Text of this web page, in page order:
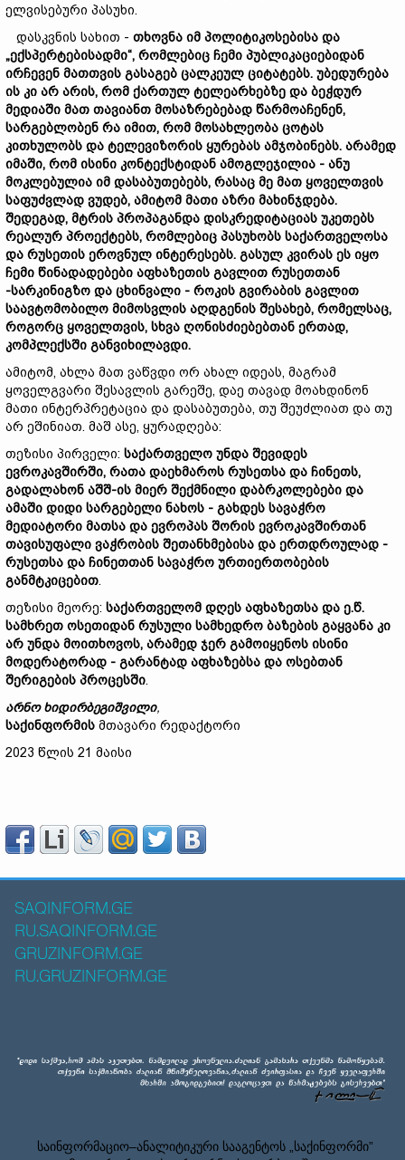
ელვისებური პასუხი.
დასკვნის სახით - თხოვნა იმ პოლიტიკოსებისა და
„ექსპერტებისადმი“, რომლებიც ჩემი პუბლიკაციებიდან
ირჩევენ მათთვის გასაგებ ცალკეულ ციტატებს. უბედურება
ის კი არ არის, რომ ქართულ ტელეარხებზე და ბეჭდურ
მედიაში მათ თავიანთ მოსაზრებებად წარმოაჩენენ,
სარგებლობენ რა იმით, რომ მოსახლეობა ცოტას
კითხულობს და ტელევიზორის ყურებას ამჯობინებს. არამედ
იმაში, რომ ისინი კონტექსტიდან ამოგლეჯილია - ანუ
მოკლებულია იმ დასაბუთებებს, რასაც მე მათ ყოველთვის
საფუძვლად ვუდებ, ამიტომ მათი აზრი მახინჯდება.
შედეგად, მტრის პროპაგანდა დისკრედიტაციას უკეთებს
რეალურ პროექტებს, რომლებიც პასუხობს საქართველოსა
და რუსეთის ეროვნულ ინტერესებს. გასულ კვირას ეს იყო
ჩემი წინადადებები აფხაზეთის გავლით რუსეთთან
-სარკინიგზო და ცხინვალი - როკის გვირაბის გავლით
საავტომობილო მიმოსვლის აღდგენის შესახებ, რომელსაც,
როგორც ყოველთვის, სხვა ღონისძიებებთან ერთად,
კომპლექსში განვიხილავდი.
ამიტომ, ახლა მათ ვაწვდი ორ ახალ იდეას, მაგრამ
ყოველგვარი შესავლის გარეშე, დაე თავად მოახდინონ
მათი ინტერპრეტაცია და დასაბუთება, თუ შეუძლიათ და თუ
არ ეშინიათ. მაშ ასე, ყურადღება:
თეზისი პირველი: საქართველო უნდა შევიდეს
ევროკავშირში, რათა დაეხმაროს რუსეთსა და ჩინეთს,
გადალახონ აშშ-ის მიერ შექმნილი დაბრკოლებები და
ამაში დიდი სარგებელი ნახოს - გახდეს სავაჭრო
მედიატორი მათსა და ევროპას შორის ევროკავშირთან
თავისუფალი ვაჭრობის შეთანხმებისა და ერთდროულად -
რუსეთსა და ჩინეთთან სავაჭრო ურთიერთობების
განმტკიცებით.
თეზისი მეორე: საქართველომ დღეს აფხაზეთსა და ე.წ.
სამხრეთ ოსეთიდან რუსული სამხედრო ბაზების გაყვანა კი
არ უნდა მოითხოვოს, არამედ ჯერ გამოიყენოს ისინი
მოდერატორად - გარანტად აფხაზებსა და ოსებთან
შერიგების პროცესში.
არნო ხიდირბეგიშვილი,
საქინფორმის მთავარი რედაქტორი
2023 წლის 21 მაისი
SAQINFORM.GE
RU.SAQINFORM.GE
GRUZINFORM.GE
RU.GRUZINFORM.GE
საინფორმაციო–ანალიტიკური სააგენტოს „საქინფორმი”